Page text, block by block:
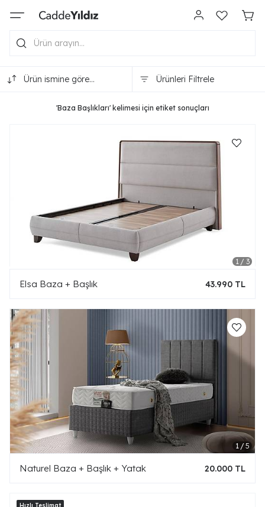
Ürün ismine göre
Ürünleri Filtrele
'Baza Başlıkları' kelimesi için etiket sonuçları
Elsa Baza + Başlık 43.990 TL
Naturel Baza + Başlık + Yatak 20.000 TL